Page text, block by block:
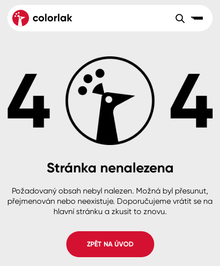
Velkoobchod Sortiment
Aktuality
Reference
O společnosti
B2B +420 800 145 555Po – Pá: 8:00–15:00
Česko
Slovensko Polsko Worldwide
Dřevo
Beton, asfalt, minerální podklady
Plast, sklo, keramika
Stěny
Fasády
Spreje
Colorlak Dekor
Colorlak Profi
Colorlak Pta
Stránka nenalezena
Požadovaný obsah nebyl nalezen. Možná byl přesunut,
přejmenován nebo neexistuje. Doporučujeme vrátit se na
hlavní stránku a zkusit to znovu.
ZPĚT NA ÚVOD